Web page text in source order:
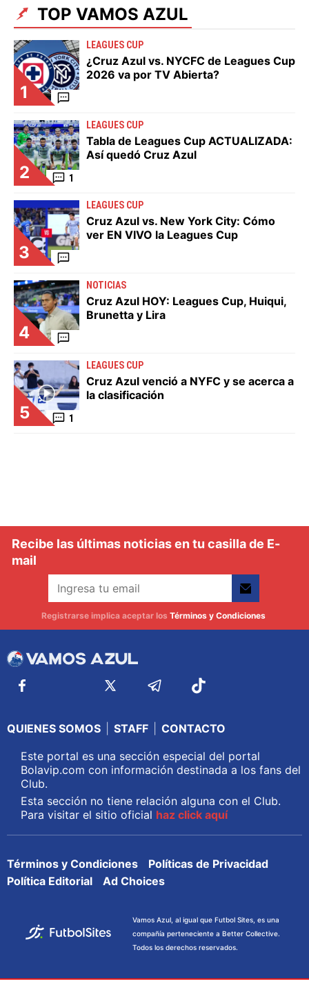
TOP VAMOS AZUL
1
LEAGUES CUP
¿Cruz Azul vs. NYCFC de Leagues Cup
2026 va por TV Abierta?
2 1
LEAGUES CUP
Tabla de Leagues Cup ACTUALIZADA:
Así quedó Cruz Azul
3
LEAGUES CUP
Cruz Azul vs. New York City: Cómo
ver EN VIVO la Leagues Cup
4
NOTICIAS
Cruz Azul HOY: Leagues Cup, Huiqui,
Brunetta y Lira
5 1
LEAGUES CUP
Cruz Azul venció a NYFC y se acerca a
la clasificación
Recibe las últimas noticias en tu casilla de E-
mail
Registrarse implica aceptar los Términos y Condiciones
QUIENES SOMOS STAFF
CONTACTO
Este portal es una sección especial del portal
Bolavip.com con información destinada a los fans del
Club.
Esta sección no tiene relación alguna con el Club.
Para visitar el sitio oficial haz click aquí
Términos y Condiciones
Políticas de Privacidad
Política Editorial
Ad Choices
Vamos Azul, al igual que Futbol Sites, es una
compañía perteneciente a Better Collective.
Todos los derechos reservados.